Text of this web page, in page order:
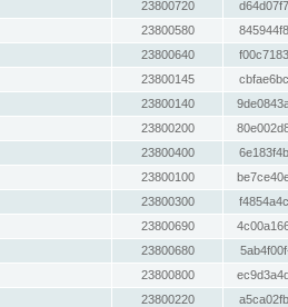
23800720
23800580
23800640
23800145
23800140
23800200
23800400
23800100
23800300
23800690
23800680
23800800
23800220